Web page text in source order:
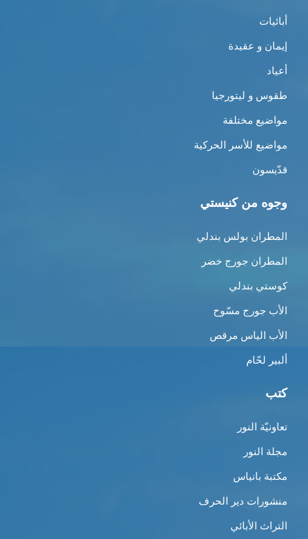
أبائيات
إيمان و عقيدة
أعياد
طقوس و ليتورجيا
مواضيع مختلفة
مواضيع للأسر الحركية
قدّيسون
وجوه من كنيستي
المطران بولس بندلي
المطران جورج خضر
كوستي بندلي
الأب جورج مسّوح
الأب الياس مرقص
ألبير لحّام
كتب
تعاونيّة النور
مجلة النور
مكتبة بانياس
منشورات دير الحرف
التراث الأبائي